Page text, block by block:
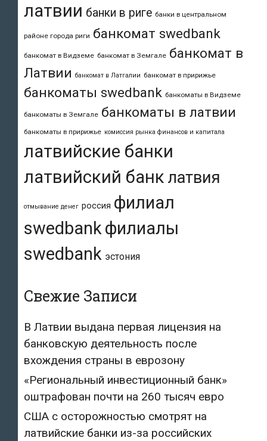
латвии банки в риге банки в центральном
районе города риги банкомат swedbank
банкомат в Видземе банкомат в Земгале банкомат в
Латвии банкомат в Латгалии банкомат в пририжье
банкоматы swedbank банкоматы в Видземе
банкоматы в Земгале банкоматы в латвии
банкоматы в пририжье комиссия рынка финансов и капитала
латвийские банки
латвийский банк латвия
отмывание денег россия филиал
swedbankфилиалы
swedbank эстония
Свежие Записи
В Латвии выдана первая лицензия на
банковскую деятельность после
вхождения страны в еврозону
«Региональный инвестиционный банк»
оштрафован почти на 260 тысяч евро
США с осторожностью смотрят на
латвийские банки из-за российских